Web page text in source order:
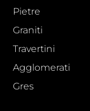
Pietre
Graniti
Travertini
Agglomerati
Gres